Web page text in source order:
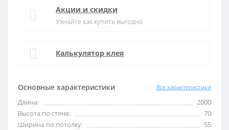
Основные характеристики Все характеристики
Длина:
2000
Высота по стене:
70
Ширина по потолку:
55
Акции и скидки
Узнайте как купить выгодно
Калькулятор клея